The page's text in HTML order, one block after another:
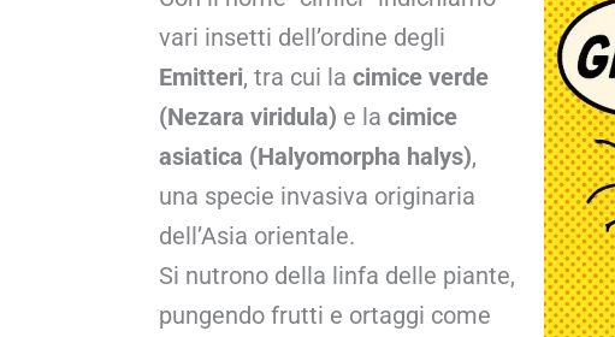
vari insetti dell’ordine degli
Emitteri, tra cui la cimice verde
(Nezara viridula) e la cimice
asiatica (Halyomorpha halys),
una specie invasiva originaria
dell’Asia orientale.
Si nutrono della linfa delle piante,
pungendo frutti e ortaggi come